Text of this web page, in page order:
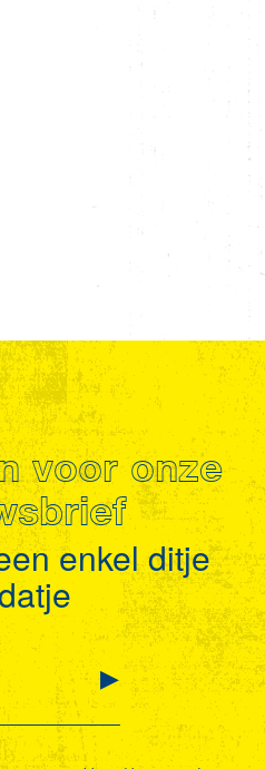
voor onze
enkel ditje